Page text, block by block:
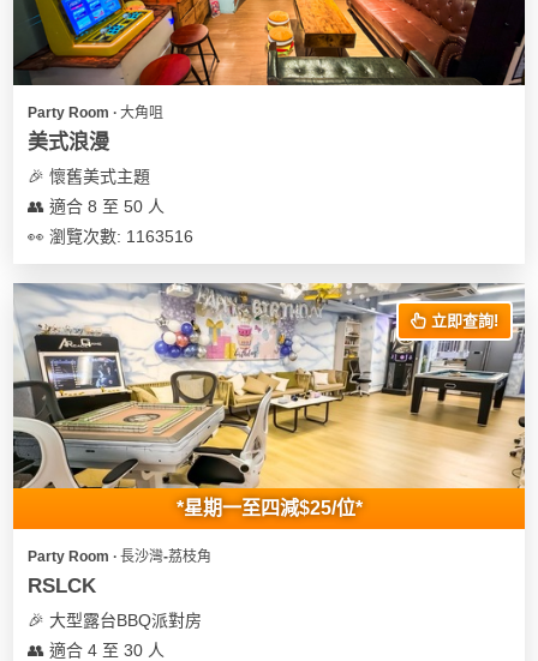
Party Room ∙ 大角咀
美式浪漫
🎉 懷舊美式主題
👥 適合 8 至 50 人
👀 瀏覽次數: 1163516
立即查詢!
*星期一至四減$25/位*
Party Room ∙ 長沙灣-荔枝角
RSLCK
🎉 大型露台BBQ派對房
👥 適合 4 至 30 人